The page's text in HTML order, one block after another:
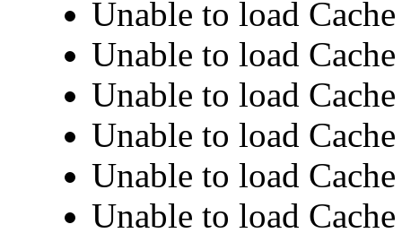
Unable to load
Unable to load
Unable to load
Unable to load
Unable to load
Unable to load